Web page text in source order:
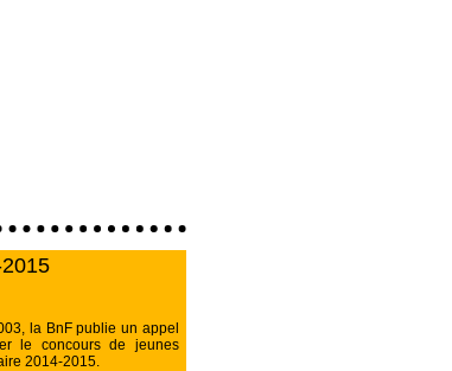
la BnF publie un appel
le concours de jeunes
2014-2015.